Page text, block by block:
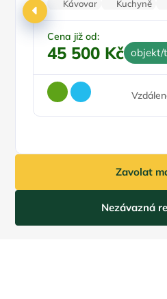
Kávovar Kuchyně
Rodinné pokoje
Cena již od:
45 500 Kč objekt/
Zavolat
Nezávazná